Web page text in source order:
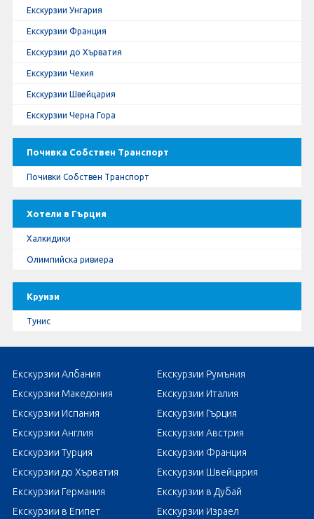
Екскурзии Унгария
Екскурзии Франция
Екскурзии до Хърватия
Екскурзии Чехия
Екскурзии Швейцария
Екскурзии Черна Гора
Почивка Собствен Транспорт
Почивки Собствен Транспорт
Хотели в Гърция
Халкидики
Олимпийска ривиера
Круизи
Тунис
Екскурзии Албания
Екскурзии Румъния
Екскурзии Македония
Екскурзии Италия
Екскурзии Испания
Екскурзии Гърция
Екскурзии Англия
Екскурзии Австрия
Екскурзии Турция
Екскурзии Франция
Екскурзии до Хърватия
Екскурзии Швейцария
Екскурзии Германия
Екскурзии в Дубай
Екскурзии в Египет
Екскурзии Израел